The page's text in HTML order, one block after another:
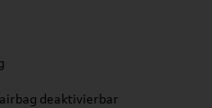
deaktivierbar